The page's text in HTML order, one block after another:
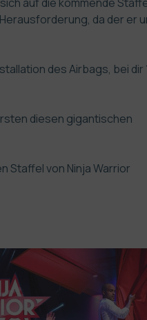
da der er
des Airbags, bei dir
diesen gigantischen
Staffel von Ninja Warrior